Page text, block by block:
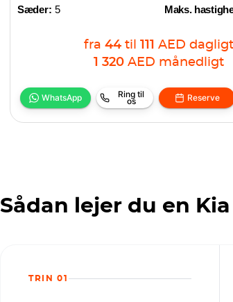
Sæder: 5
Maks.
fra 44 til 111 AED dagligt
1 320 AED månedligt
WhatsApp Ring til
os Reserve
Sådan lejer du en
TRIN 01